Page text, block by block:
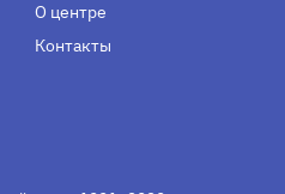
О центре
Контакты